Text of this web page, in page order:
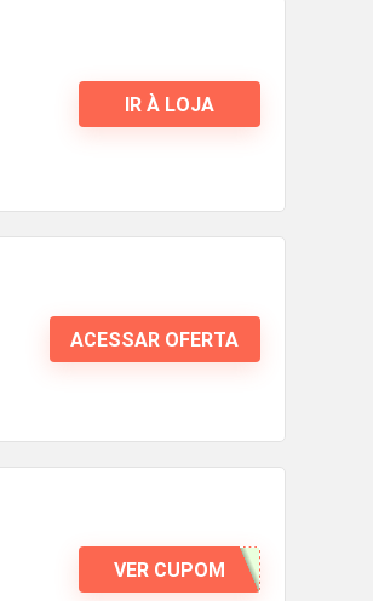
IR À LOJA
ACESSAR OFERTA
VER CUPOM